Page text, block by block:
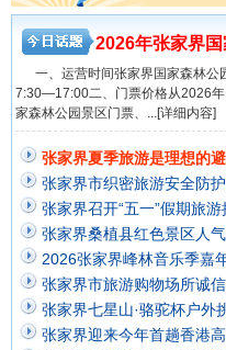
2026年张家界
一、运营时间张家界国家森林公
7:30—17:00二、门票价格从2026年
家森林公园景区门票、...[详细内容]
张家界夏季旅游是理想的
张家界市织密旅游安全防
张家界召开“五一”假期旅
张家界桑植县红色景区人
2026张家界峰林音乐季嘉
张家界市旅游购物场所诚
张家界七星山·骆驼杯户外
张家界迎来今年首趟香港